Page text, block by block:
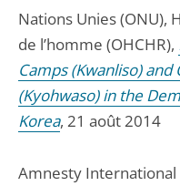
Nations Unies (ONU),
de l’homme (OHCHR),
Camps (Kwanliso)
(Kyohwaso) in the
Korea, 21 août 2014
Amnesty International